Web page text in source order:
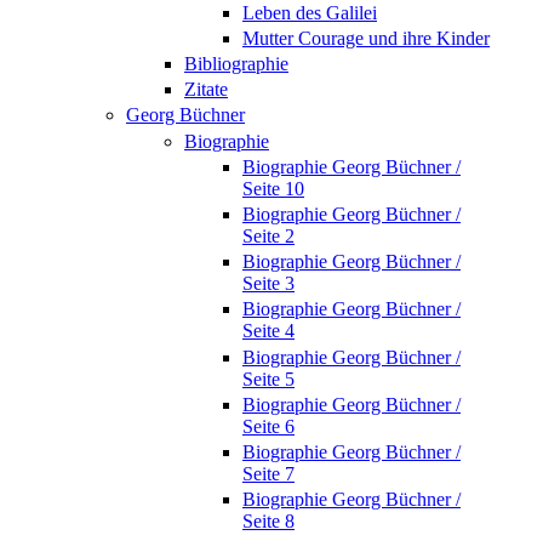
Leben des Galilei
Mutter Courage und ihre Kinder
Bibliographie
Zitate
Georg Büchner
Biographie
Biographie Georg Büchner /
Seite 10
Biographie Georg Büchner /
Seite 2
Biographie Georg Büchner /
Seite 3
Biographie Georg Büchner /
Seite 4
Biographie Georg Büchner /
Seite 5
Biographie Georg Büchner /
Seite 6
Biographie Georg Büchner /
Seite 7
Biographie Georg Büchner /
Seite 8